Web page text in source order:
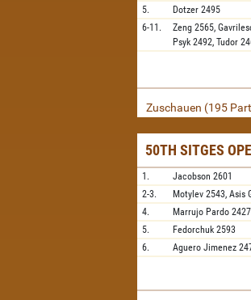
5.
Dotzer 2495
6-11.
Zeng 2565,
Psyk 2492,Tudor
Zuschauen (195
50TH SITGES
1. Jacobson 2601
2-3.
Motylev 2543,Asis
4.
Marrujo Pardo 2427
5.
Fedorchuk 2593
6.
Aguero Jimenez